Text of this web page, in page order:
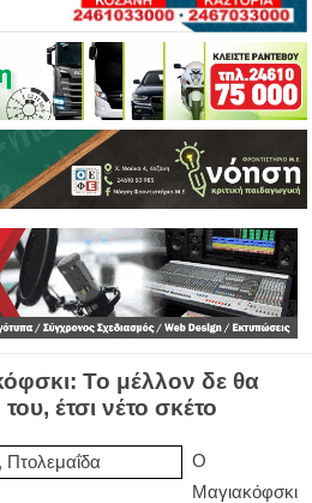
Το μέλλον δε θα
έτσι νέτο σκέτο
Ο
Μαγιακόφσκι